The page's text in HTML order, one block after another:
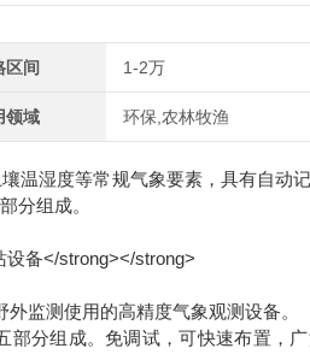
区间 1-2万
领域 环保,农林牧渔
温湿度等常规气象要素，具有自动
分组成。
监测使用的高精度气象观测设备。
分组成。免调试，可快速布置，